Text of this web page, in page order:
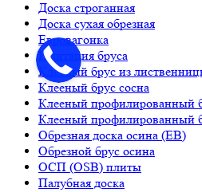
Доска строганная
Доска сухая обрезная
Евровагонка
Имитация бруса
Клееный брус из
Клееный брус сосна
Клееный профилированный
Клееный профилированный
Обрезная доска осина (ЕВ)
Обрезной брус осина
ОСП (OSB) плиты
Палубная доска